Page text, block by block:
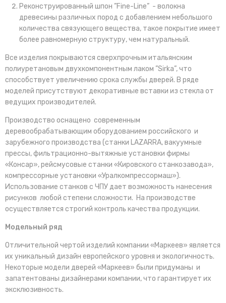
Реконструированный шпон ”Fine-Line” - волокна
древесины различных пород с добавлением небольшого
количества связующего вещества, такое покрытие имеет
более равномерную структуру, чем натуральный.
Все изделия покрываются сверхпрочным итальянским
полиуретановым двухкомпонентным лаком ”Sirka”, что
способствует увеличению срока службы дверей. В ряде
моделей присутствуют декоративные вставки из стекла от
ведущих производителей.
Производство оснащено современным
деревообрабатывающим оборудованием российского и
зарубежного производства (станки LAZARRA, вакуумные
прессы, фильтрационно-вытяжные установки фирмы
«Консар», рейсмусовые станки «Кировского станкозавода»,
компрессорные установки «Уралкомпрессормаш»).
Использование станков с ЧПУ дает возможность нанесения
рисунков любой степени сложности. На производстве
осуществляется строгий контроль качества продукции.
Модельный ряд
Отличительной чертой изделий компании «Маркеев» является
их уникальный дизайн европейского уровня и экологичность.
Некоторые модели дверей «Маркеев» были придуманы и
запатентованы дизайнерами компании, что гарантирует их
эксклюзивность.